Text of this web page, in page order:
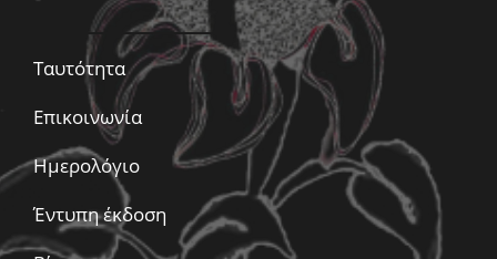
Ταυτότητα
Επικοινωνία
Ημερολόγιο
Έντυπη έκδοση